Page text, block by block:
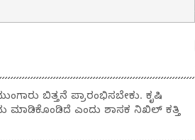
ಬಿತ್ತನೆ ಪ್ರಾರಂಭಿಸಬೇಕು. ಕೃಷಿ
ಮಾಡಿಕೊಂಡಿದೆ ಎಂದು ಶಾಸಕ ನಿಖಿಲ್ ಕತ್ತಿ